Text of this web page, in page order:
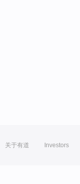
关于有道 Investors